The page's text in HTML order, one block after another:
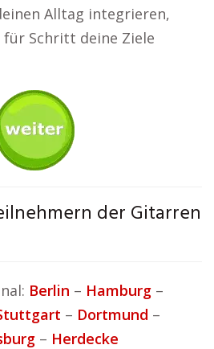
Alltag integrieren,
Schritt deine Ziele
der Gitarren
Berlin – Hamburg –
– Dortmund –
– Herdecke